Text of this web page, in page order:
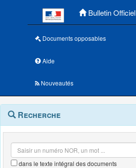
Bulletin Officiel
Documents opposables
Aide
Nouveautés
Navigation
outils
Menu
contextuel
Recherche
dans le texte intégral des documents